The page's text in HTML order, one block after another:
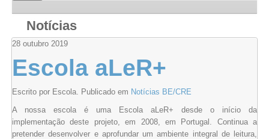
Notícias
28 outubro 2019
Escola aLeR+
Escrito por Escola. Publicado em Notícias BE/CRE
A nossa escola é uma Escola aLeR+ desde o início da
implementação deste projeto, em 2008, em Portugal. Continua a
pretender desenvolver e aprofundar um ambiente integral de leitura,